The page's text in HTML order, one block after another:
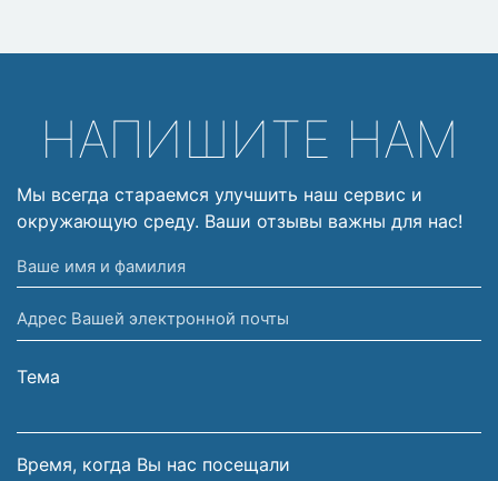
НАПИШИТЕ НАМ
Мы всегда стараемся улучшить наш сервис и
окружающую среду. Ваши отзывы важны для нас!
Ваше
имя
и
фамилия
Адрес
Вашей
электронной
Тема
Время, когда Вы нас посещали